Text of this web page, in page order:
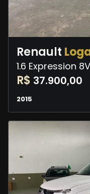
Renault
1.6 Expression
R$ 37.900,00
2015